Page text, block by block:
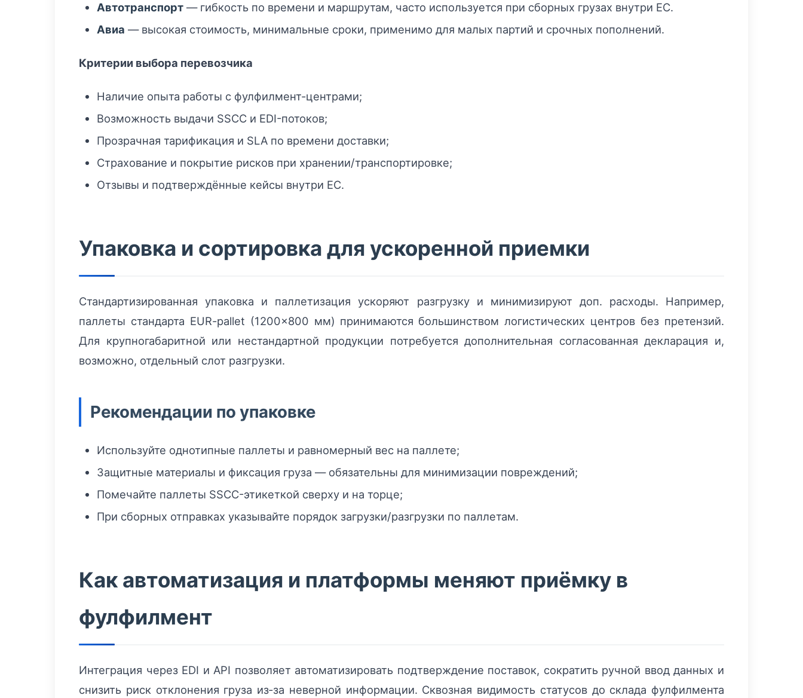
Автотранспорт — гибкость по времени и маршрутам, часто используется при сборных грузах внутри ЕС.
Авиа — высокая стоимость, минимальные сроки, применимо для малых партий и срочных пополнений.
Критерии выбора перевозчика
Наличие опыта работы с фулфилмент-центрами;
Возможность выдачи SSCC и EDI-потоков;
Прозрачная тарификация и SLA по времени доставки;
Страхование и покрытие рисков при хранении/транспортировке;
Отзывы и подтверждённые кейсы внутри ЕС.
Упаковка и сортировка для ускоренной приемки
Стандартизированная упаковка и паллетизация ускоряют разгрузку и минимизируют доп. расходы. Например,
паллеты стандарта EUR-pallet (1200×800 мм) принимаются большинством логистических центров без претензий.
Для крупногабаритной или нестандартной продукции потребуется дополнительная согласованная декларация и,
возможно, отдельный слот разгрузки.
Рекомендации по упаковке
Используйте однотипные паллеты и равномерный вес на паллете;
Защитные материалы и фиксация груза — обязательны для минимизации повреждений;
Помечайте паллеты SSCC-этикеткой сверху и на торце;
При сборных отправках указывайте порядок загрузки/разгрузки по паллетам.
Как автоматизация и платформы меняют приёмку в
фулфилмент
Интеграция через EDI и API позволяет автоматизировать подтверждение поставок, сократить ручной ввод данных и
снизить риск отклонения груза из‑за неверной информации. Сквозная видимость статусов до склада фулфилмента